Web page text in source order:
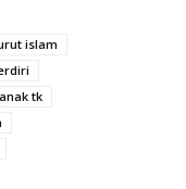
islam
tk